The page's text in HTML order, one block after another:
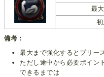
最
備考：
最大まで強化するとプリー
ただし途中から必要ポイン
できるまでは